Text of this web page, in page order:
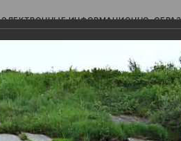
ЭЛЕКТРОННЫЕ ИНФОРМАЦИОННО-